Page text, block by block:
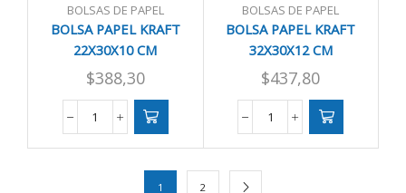
BOLSAS DE PAPEL
BOLSA PAPEL KRAFT
22X30X10 CM
$388,30
BOLSA
22X30X10
BOLSAS DE PAPEL
BOLSA PAPEL KRAFT
32X30X12 CM
$437,80
BOLSA
1 2